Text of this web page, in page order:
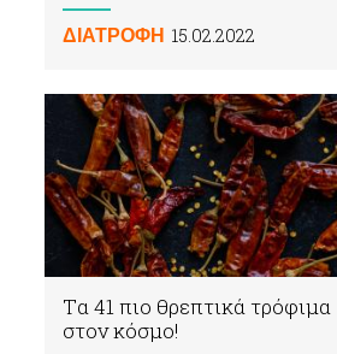
ΔΙΑΤΡΟΦΗ 15.02.2022
Tα 41 πιο θρεπτικά τρόφιμα
στον κόσμο!